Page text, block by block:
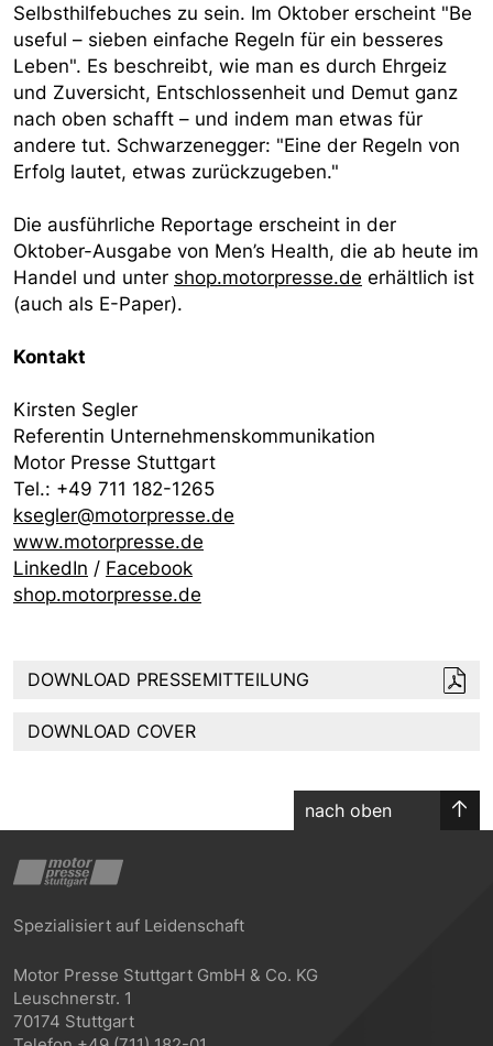
Selbsthilfebuches zu sein. Im Oktober erscheint "Be
useful – sieben einfache Regeln für ein besseres
Leben". Es beschreibt, wie man es durch Ehrgeiz
und Zuversicht, Entschlossenheit und Demut ganz
nach oben schafft – und indem man etwas für
andere tut. Schwarzenegger: "Eine der Regeln von
Erfolg lautet, etwas zurückzugeben."
Die ausführliche Reportage erscheint in der
Oktober-Ausgabe von Men’s Health, die ab heute im
Handel und unter shop.motorpresse.de erhältlich ist
(auch als E-Paper).
Kontakt
Kirsten Segler
Referentin Unternehmenskommunikation
Motor Presse Stuttgart
Tel.: +49 711 182-1265
ksegler@motorpresse.de
www.motorpresse.de
LinkedIn / Facebook
shop.motorpresse.de
DOWNLOAD PRESSEMITTEILUNG
DOWNLOAD COVER
nach oben
Spezialisiert auf Leidenschaft
Motor Presse Stuttgart GmbH & Co. KG
Leuschnerstr. 1
70174 Stuttgart